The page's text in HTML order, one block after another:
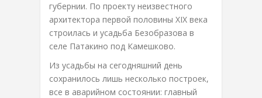
губернии. По проекту неизвестного
архитектора первой половины XIX века
строилась и усадьба Безобразова в
селе Патакино под Камешково.
Из усадьбы на сегодняшний день
сохранилось лишь несколько построек,
все в аварийном состоянии: главный